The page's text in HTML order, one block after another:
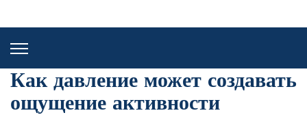
Как давление может создавать
ощущение активности